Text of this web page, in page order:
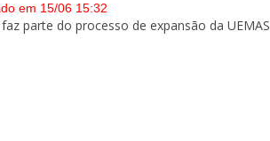
em 15/06 15:32
parte do processo de expansão da